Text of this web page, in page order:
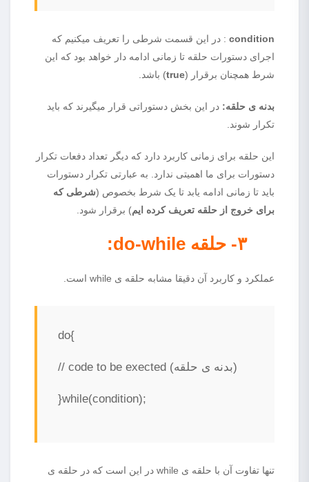
condition : در این قسمت شرطی را تعریف میکنیم که
اجرای دستورات حلقه تا زمانی ادامه دار خواهد بود که این
شرط همچنان برقرار (true) باشد.
بدنه ی حلقه: در این بخش دستوراتی قرار میگیرند که باید
تکرار شوند.
این حلقه برای زمانی کاربرد دارد که دیگر تعداد دفعات تکرار
دستورات برای ما اهمیتی ندارد. به عبارتی تکرار دستورات
باید تا زمانی ادامه یابد تا یک شرط بخصوص (شرطی که
برای خروج از حلقه تعریف کرده ایم) برقرار شود.
۳- حلقه do-while
:
عملکرد و کاربرد آن دقیقا مشابه حلقه ی while است.
do{
// code to be exected (بدنه ی حلقه)
}while(condition);
تنها تفاوت آن با حلقه ی while در این است که در حلقه ی